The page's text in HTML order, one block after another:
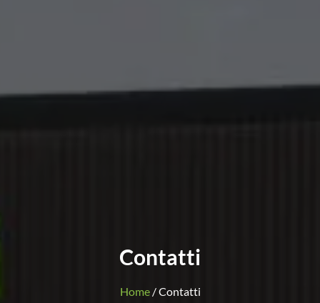
Contatti
Home/ Contatti